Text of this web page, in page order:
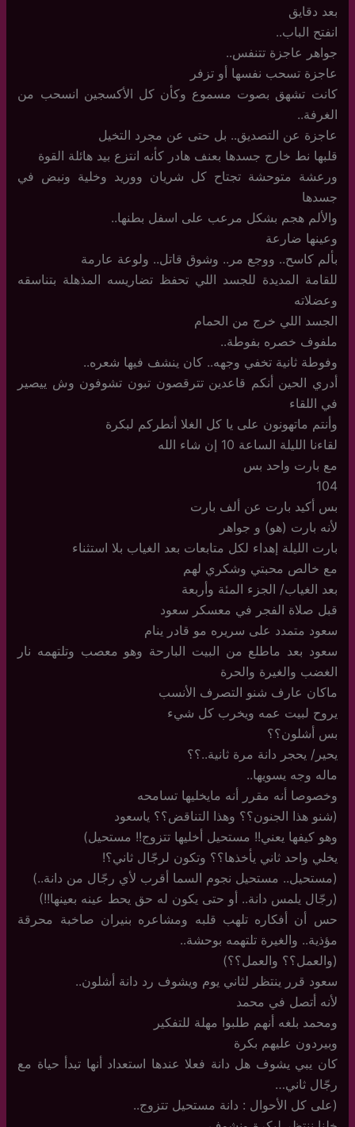
بعد دقايق
انفتح الباب..
جواهر عاجزة تتنفس..
عاجزة تسحب نفسها أو تزفر
كانت تشهق بصوت مسموع وكأن كل الأكسجين انسحب من
الغرفة..
عاجزة عن التصديق.. بل حتى عن مجرد التخيل
قلبها نط خارج جسدها بعنف هادر كأنه انتزع بيد هائلة القوة
ورعشة متوحشة تجتاح كل شريان ووريد وخلية ونبض في
جسدها
والألم هجم بشكل مرعب على اسفل بطنها..
وعينها ضارعة
بألم كاسح.. ووجع مر.. وشوق قاتل.. ولوعة عارمة
للقامة المديدة للجسد اللي تحفظ تضاريسه المذهلة بتناسقه
وعضلاته
الجسد اللي خرج من الحمام
ملفوف خصره بفوطة..
وفوطة ثانية تخفي وجهه.. كان ينشف فيها شعره..
أدري الحين أنكم قاعدين تترقصون تبون تشوفون وش ييصير
في اللقاء
وأنتم ماتهونون على يا كل الغلا أنطركم لبكرة
لقاءنا الليلة الساعة 10 إن شاء الله
مع بارت واحد بس
104
بس أكيد بارت عن ألف بارت
لأنه بارت (هو) و جواهر
بارت الليلة إهداء لكل متابعات بعد الغياب بلا استثناء
مع خالص محبتي وشكري لهم
بعد الغياب/ الجزء المئة وأربعة
قبل صلاة الفجر في معسكر سعود
سعود متمدد على سريره مو قادر ينام
سعود بعد ماطلع من البيت البارحة وهو معصب وتلتهمه نار
الغضب والغيرة والحرة
ماكان عارف شنو التصرف الأنسب
يروح لبيت عمه ويخرب كل شيء
بس أشلون؟؟
يحير/ يحجر دانة مرة ثانية..؟؟
ماله وجه يسويها..
وخصوصا أنه مقرر أنه مايخليها تسامحه
(شنو هذا الجنون؟؟ وهذا التناقض؟؟ ياسعود
وهو كيفها يعني!! مستحيل أخليها تتزوج!! مستحيل)
يخلي واحد ثاني يأخذها؟؟ وتكون لرجّال ثاني؟!
(مستحيل.. مستحيل نجوم السما أقرب لأي رجّال من دانة..)
(رجّال يلمس دانة.. أو حتى يكون له حق يحط عينه بعينها!!)
حس أن أفكاره تلهب قلبه ومشاعره بنيران صاخبة محرقة
مؤذية.. والغيرة تلتهمه بوحشة..
(والعمل؟؟ والعمل؟؟)
سعود قرر ينتظر لثاني يوم ويشوف رد دانة أشلون..
لأنه أتصل في محمد
ومحمد بلغه أنهم طلبوا مهلة للتفكير
وبيردون عليهم بكرة
كان يبي يشوف هل دانة فعلا عندها استعداد أنها تبدأ حياة مع
رجّال ثاني…
(على كل الأحوال : دانة مستحيل تتزوج..